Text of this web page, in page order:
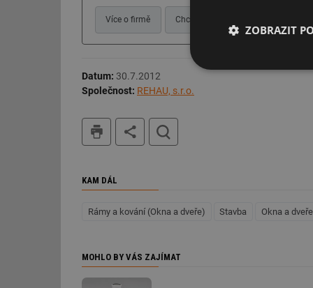
Více o firmě Chci další informace
Datum: 30.7.2012
Společnost: REHAU, s.r.o.
tisk
KAM DÁL
Rámy a kování (Okna a dveře) Stavba Okna a dveře
MOHLO BY VÁS ZAJÍMAT
ZOBRAZIT
Nezbytně
Nezbytně nutné
stránky nelze bez